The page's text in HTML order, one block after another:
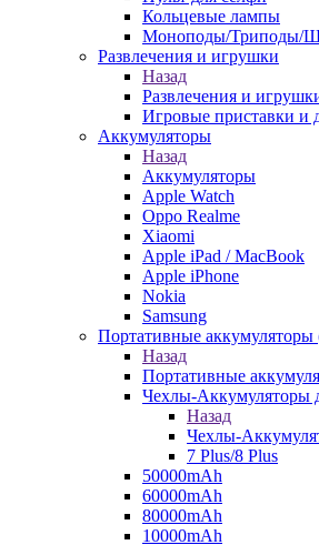
Кольцевые лампы
Моноподы/Триподы/
Развлечения и игрушки
Назад
Развлечения и
Игровые приставки и
Аккумуляторы
Назад
Аккумуляторы
Apple Watch
Oppo Realme
Xiaomi
Apple iPad / MacBook
Apple iPhone
Nokia
Samsung
Портативные аккумуляторы
Назад
Портативные
Чехлы-Аккумуляторы
Назад
Чехлы-
7 Plus/8 Plus
50000mAh
60000mAh
80000mAh
10000mAh